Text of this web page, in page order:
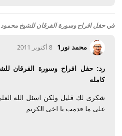
فيحفل افراح وسورة الفرقان للشيخ محمود
محمد نور1 8 أكتوبر 2011
رد: حفل افراح وسورة الفرقان
كامله
شكرى لك قليل ولكن اسئل الله
على ما قدمت يا اخى الكريم